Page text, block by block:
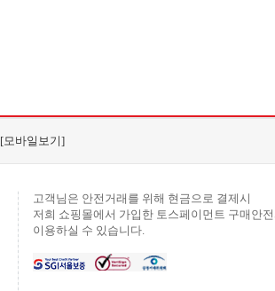
[모바일보기]
고객님은 안전거래를 위해 현금으로 결제시
저희 쇼핑몰에서 가입한 토스페이먼트 구매안
이용하실 수 있습니다.